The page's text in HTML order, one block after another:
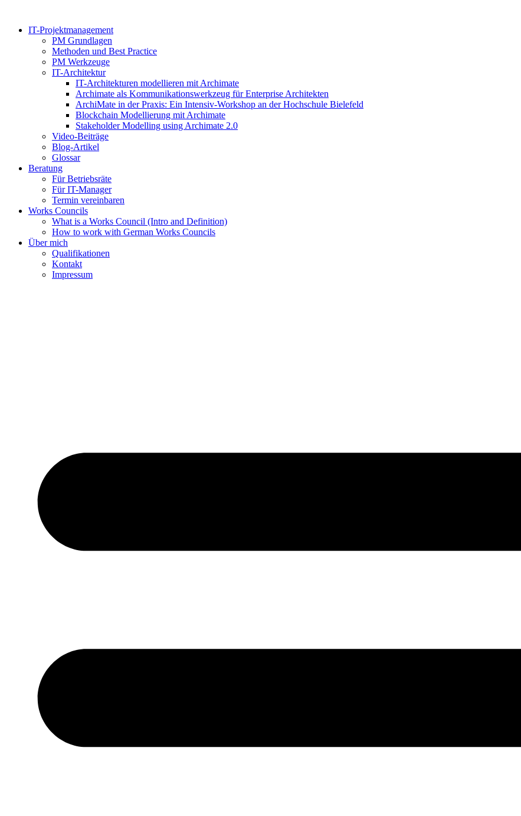
springenIT-Projektmanagement
PM Grundlagen
Methoden und Best Practice
PM Werkzeuge
IT-Architektur
IT-Architekturen modellieren mit Archimate
Archimate als Kommunikationswerkzeug für Enterprise Architekten
ArchiMate in der Praxis: Ein Intensiv-Workshop an der Hochschule Bielefeld
Blockchain Modellierung mit Archimate
Stakeholder Modelling using Archimate 2.0
Video-Beiträge
Blog-Artikel
Glossar
Beratung
Für Betriebsräte
Für IT-Manager
Termin vereinbaren
Works Councils
What is a Works Council (Intro and Definition)
How to work with German Works Councils
Über mich
Qualifikationen
Kontakt
Impressum